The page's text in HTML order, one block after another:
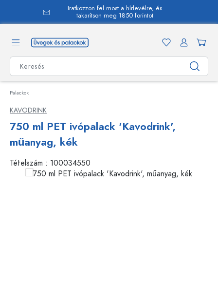
Iratkozzon fel most a hírlevélre, és
takarítson meg 1850 forintot
Palackok
KAVODRINK
750 ml PET ivópalack 'Kavodrink',
műanyag, kék
Tételszám : 100034550